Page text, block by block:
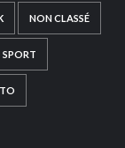
NON CLASSÉ
SPORT